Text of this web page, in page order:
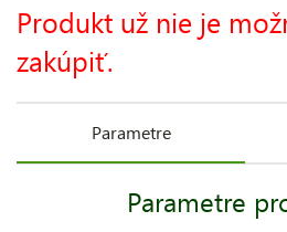
Produkt už nie je
zakúpiť.
Parametre
Parametre